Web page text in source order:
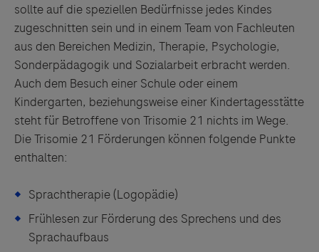
sollte auf die speziellen Bedürfnisse jedes Kindes
zugeschnitten sein und in einem Team von Fachleuten
aus den Bereichen Medizin, Therapie, Psychologie,
Sonderpädagogik und Sozialarbeit erbracht werden.
Auch dem Besuch einer Schule oder einem
Kindergarten, beziehungsweise einer Kindertagesstätte
steht für Betroffene von Trisomie 21 nichts im Wege.
Die Trisomie 21 Förderungen können folgende Punkte
enthalten:
Sprachtherapie (Logopädie)
Frühlesen zur Förderung des Sprechens und des
Sprachaufbaus